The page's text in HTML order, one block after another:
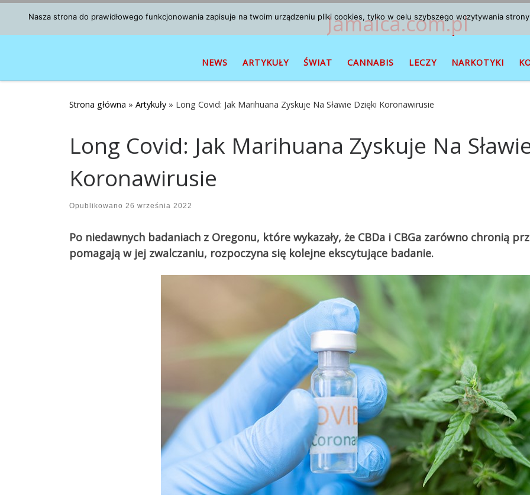
Przejdź do treści Jamaica.com.pl
NEWS ARTYKUŁY ŚWIAT CANNABIS LECZY NARKOTYKI
Strona główna » Artykuły » Long Covid: Jak Marihuana Zyskuje Na Sławie Dzięki Koronawirusie
Long Covid: Jak Marihuana Zyskuje Na
Koronawirusie
Opublikowano 26 września 2022
Po niedawnych badaniach z Oregonu, które wykazały, że CBDa i CBGa zarówno chronią
pomagają w jej zwalczaniu, rozpoczyna się kolejne ekscytujące badanie.
Nasza strona do prawidłowego funkcjonowania zapisuje na twoim urządzeniu pliki cookies, tylko w celu szybszego wczytywania